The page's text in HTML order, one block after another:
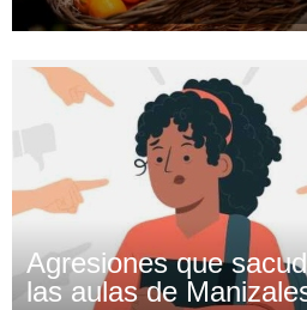
Agresiones que
las aulas de